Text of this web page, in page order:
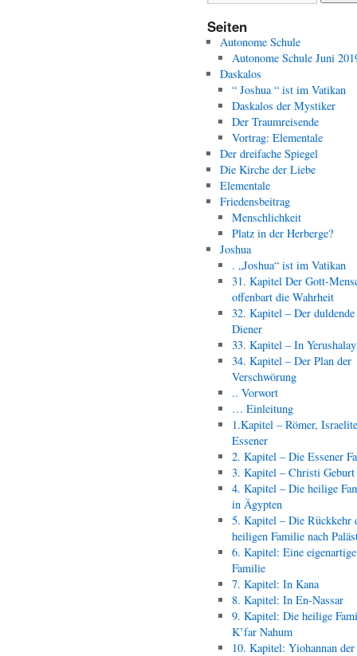
Seiten
Autonome Schule
Autonome Schule Juni
Daskalos
“ Joshua “ ist im Vatikan
Daskalos der Mystiker
Der Traumreisende
Vortrag: Elementale
Der dreifache Spiegel
Die Kirche der Liebe
Elementale
Friedensbeitrag
Menschlichkeit
Platz in der Herberge?
Joshua
. „Joshua“ ist im Vatikan
31. Kapitel Der Gott-
offenbart die Wahrheit
32. Kapitel – Der duldende
Diener
33. Kapitel – In
34. Kapitel – Der Plan der
Verschwörung
.. Vorwort
… Einleitung
1.Kapitel – Römer,
Essener
2. Kapitel – Die Essener
3. Kapitel – Christi Geburt
4. Kapitel – Die heilige
in Ägypten
5. Kapitel – Die Rückkehr
heiligen Familie nach
6. Kapitel: Eine eigenartige
Familie
7. Kapitel: In Kana
8. Kapitel: In En-Nassar
9. Kapitel: Die heilige
K’far Nahum
10. Kapitel: Yiohannan der